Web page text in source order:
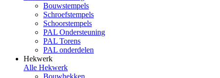
Bouwstempels
Schroefstempels
Schoorstempels
PAL Ondersteuning
PAL Torens
PAL onderdelen
Hekwerk
Alle Hekwerk
Bouwhekken